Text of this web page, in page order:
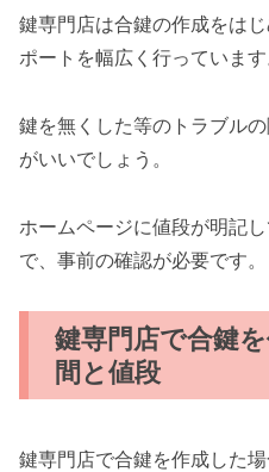
鍵専門店は合鍵の作成をは
ポートを幅広く行っています
鍵を無くした等のトラブル
がいいでしょう。
ホームページに値段が明記
で、事前の確認が必要です。
鍵専門店で合鍵
間と値段
鍵専門店で合鍵を作成した